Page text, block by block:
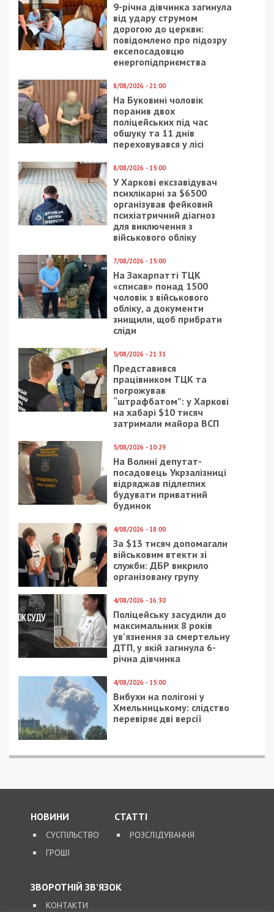
9-річна дівчинка загинула
від удару струмом
дорогою до церкви:
повідомлено про підозру
ексепосадовцю
енергопідприємства
8/08/2026 - 21:00
На Буковині чоловік
поранив двох
поліцейських під час
обшуку та 11 днів
переховувався у лісі
8/08/2026 - 15:00
У Харкові ексзавідувач
психлікарні за $6500
організував фейковий
психіатричний діагноз
для виключення з
військового обліку
7/08/2026 - 15:00
На Закарпатті ТЦК
«списав» понад 1500
чоловік з військового
обліку, а документи
знищили, щоб прибрати
сліди
5/08/2026 - 21:31
Представився
працівником ТЦК та
погрожував
“штрафбатом”: у Харкові
на хабарі $10 тисяч
затримали майора ВСП
5/08/2026 - 10:29
На Волині депутат-
посадовець Укрзалізниці
відряджав підлеглих
будувати приватний
будинок
4/08/2026 - 18:00
За $13 тисяч допомагали
військовим втекти зі
служби: ДБР викрило
організовану групу
4/08/2026 - 16:30
Поліцейську засудили до
максимальних 8 років
ув’язнення за смертельну
ДТП, у якій загинула 6-
річна дівчинка
4/08/2026 - 15:00
Вибухи на полігоні у
Хмельницькому: слідство
перевіряє дві версії
НОВИНИ
СУСПІЛЬСТВО
ГРОШІ
СТАТТІ
РОЗСЛІДУВАННЯ
ЗВОРОТНІЙ ЗВ’ЯЗОК
КОНТАКТИ